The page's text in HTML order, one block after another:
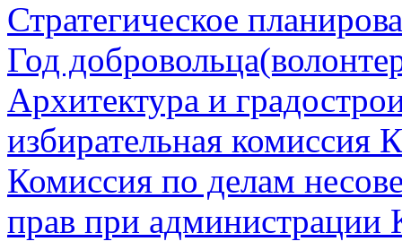
Стратегическое
Год
Архитектура и
избирательная комиссия
Комиссия по делам
прав при администрации